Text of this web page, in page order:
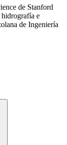
de Stanford
e
de Ingeniería